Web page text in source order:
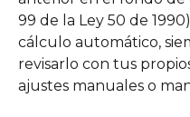
99 de la Ley 50 de
cálculo automático,
revisarlo con tus
ajustes manuales o